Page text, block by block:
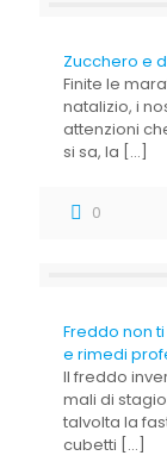
Zucchero e
Finite le
natalizio, i
attenzioni
si sa, la […]
0
Freddo non
e rimedi
Il freddo
mali di
talvolta la
cubetti […]